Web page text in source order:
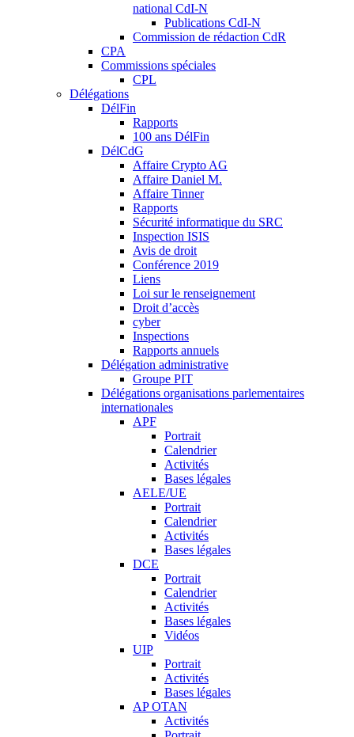
national CdI-N
Publications CdI-N
Commission de rédaction CdR
CPA
Commissions spéciales
CPL
Délégations
DélFin
Rapports
100 ans DélFin
DélCdG
Affaire Crypto AG
Affaire Daniel M.
Affaire Tinner
Rapports
Sécurité informatique du SRC
Inspection ISIS
Avis de droit
Conférence 2019
Liens
Loi sur le renseignement
Droit d’accès
cyber
Inspections
Rapports annuels
Délégation administrative
Groupe PIT
Délégations organisations parlementaires
internationales
APF
Portrait
Calendrier
Activités
Bases légales
AELE/UE
Portrait
Calendrier
Activités
Bases légales
DCE
Portrait
Calendrier
Activités
Bases légales
Vidéos
UIP
Portrait
Activités
Bases légales
AP OTAN
Activités